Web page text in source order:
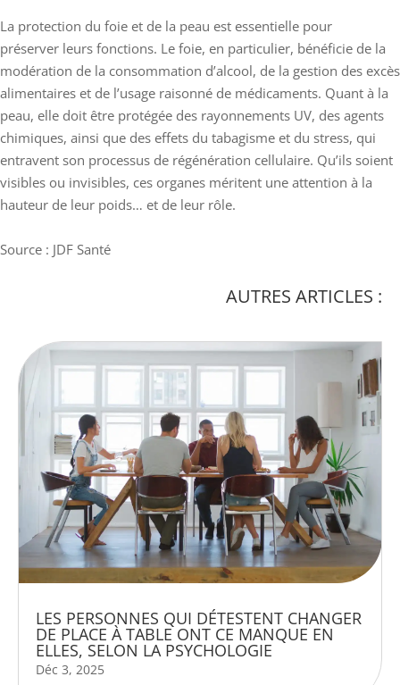
La protection du foie et de la peau est essentielle pour
préserver leurs fonctions. Le foie, en particulier, bénéficie de la
modération de la consommation d’alcool, de la gestion des excès
alimentaires et de l’usage raisonné de médicaments. Quant à la
peau, elle doit être protégée des rayonnements UV, des agents
chimiques, ainsi que des effets du tabagisme et du stress, qui
entravent son processus de régénération cellulaire. Qu’ils soient
visibles ou invisibles, ces organes méritent une attention à la
hauteur de leur poids… et de leur rôle.
Source : JDF Santé
AUTRES ARTICLES :
LES PERSONNES QUI DÉTESTENT CHANGER
DE PLACE À TABLE ONT CE MANQUE EN
ELLES, SELON LA PSYCHOLOGIE
Déc 3, 2025